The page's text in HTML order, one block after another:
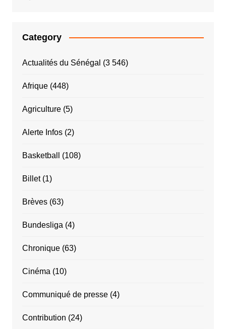
Category
Actualités du Sénégal (3 546)
Afrique(448)
Agriculture(5)
Alerte Infos(2)
Basketball (108)
Billet(1)
Brèves(63)
Bundesliga (4)
Chronique(63)
Cinéma (10)
Communiqué de presse(4)
Contribution (24)